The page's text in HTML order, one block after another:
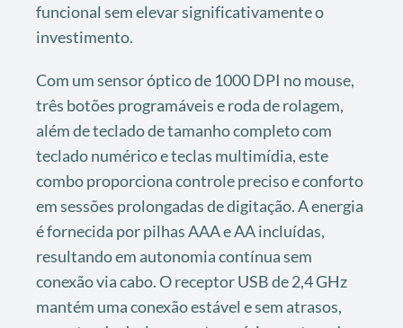
funcional sem elevar significativamente o
investimento.
Com um sensor óptico de 1000 DPI no mouse,
três botões programáveis e roda de rolagem,
além de teclado de tamanho completo com
teclado numérico e teclas multimídia, este
combo proporciona controle preciso e conforto
em sessões prolongadas de digitação. A energia
é fornecida por pilhas AAA e AA incluídas,
resultando em autonomia contínua sem
conexão via cabo. O receptor USB de 2,4 GHz
mantém uma conexão estável e sem atrasos,